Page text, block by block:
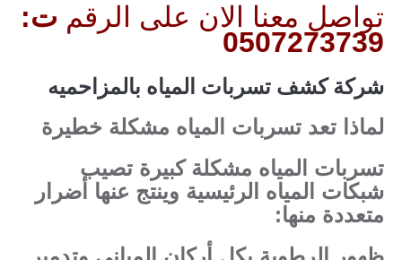
تواصل معنا الان على الرقم ت:
0507273739
شركة كشف تسربات المياه بالمزاحميه
لماذا تعد تسربات المياه مشكلة خطيرة
تسربات المياه مشكلة كبيرة تصيب
شبكات المياه الرئيسية وينتج عنها أضرار
متعددة منها: